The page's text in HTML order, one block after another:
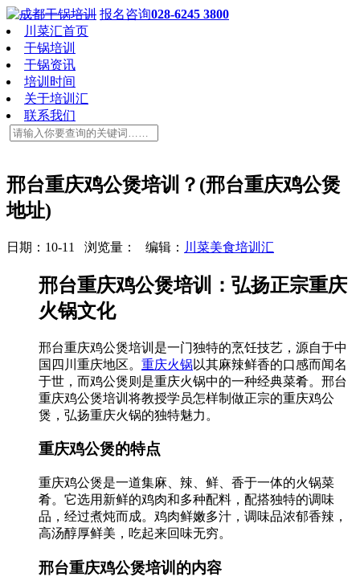
报名咨询028-6245 3800
川菜汇首页
干锅培训
干锅资讯
培训时间
关于培训汇
联系我们
邢台重庆鸡公煲培训？(邢台重庆鸡公煲
地址)
日期：10-11 浏览量： 编辑： 川菜美食培训汇
邢台重庆鸡公煲培训：弘扬正宗重庆
火锅文化
邢台重庆鸡公煲培训是一门独特的烹饪技艺，源自于中
国四川重庆地区。 重庆火锅以其麻辣鲜香的口感而闻名
于世，而鸡公煲则是重庆火锅中的一种经典菜肴。邢台
重庆鸡公煲培训将教授学员怎样制做正宗的重庆鸡公
煲，弘扬重庆火锅的独特魅力。
重庆鸡公煲的特点
重庆鸡公煲是一道集麻、辣、鲜、香于一体的火锅菜
肴。它选用新鲜的鸡肉和多种配料，配搭独特的调味
品，经过煮炖而成。鸡肉鲜嫩多汁，调味品浓郁香辣，
高汤醇厚鲜美，吃起来回味无穷。
邢台重庆鸡公煲培训的内容